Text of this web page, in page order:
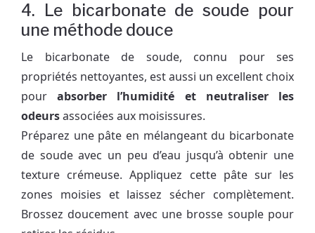
4. Le bicarbonate de soude pour
une méthode douce
Le bicarbonate de soude, connu pour ses
propriétés nettoyantes, est aussi un excellent choix
pourabsorber l’humidité et neutraliser les
odeursassociées aux moisissures.
Préparez une pâte en mélangeant du bicarbonate
de soude avec un peu d’eau jusqu’à obtenir une
texture crémeuse. Appliquez cette pâte sur les
zones moisies et laissez sécher complètement.
Brossez doucement avec une brosse souple pour